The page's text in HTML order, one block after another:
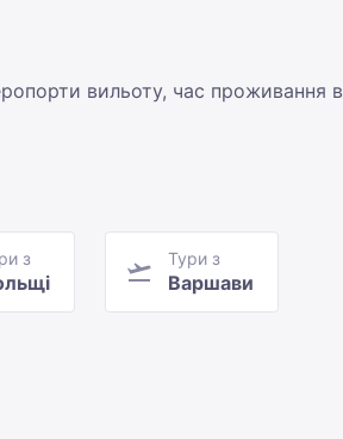
вильоту, час проживання в
з Тури з
Варшави